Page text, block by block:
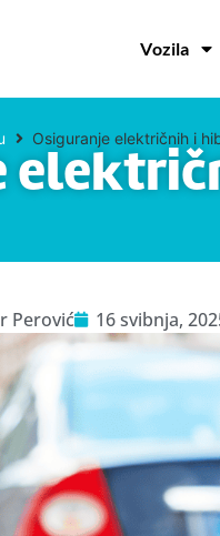
Vozila
Osiguranje električnih i
Perović 16 svibnja,